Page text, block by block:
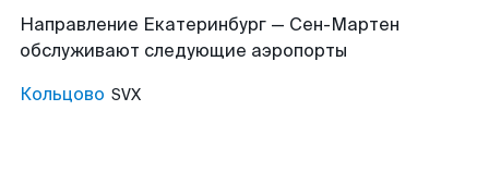
Направление Екатеринбург — Сен-Мартен
обслуживают следующие аэропорты
Кольцово SVX